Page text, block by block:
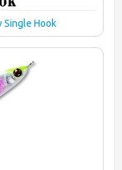
Single Hook